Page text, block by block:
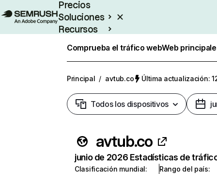
Precios
Soluciones
Recursos
Comprueba el tráfico webWeb
Principal / avtub.co Última actualización:
Todos los dispositivos
avtub.co
junio de 2026 Estadísticas de
Clasificación mundial:
Rango del país: